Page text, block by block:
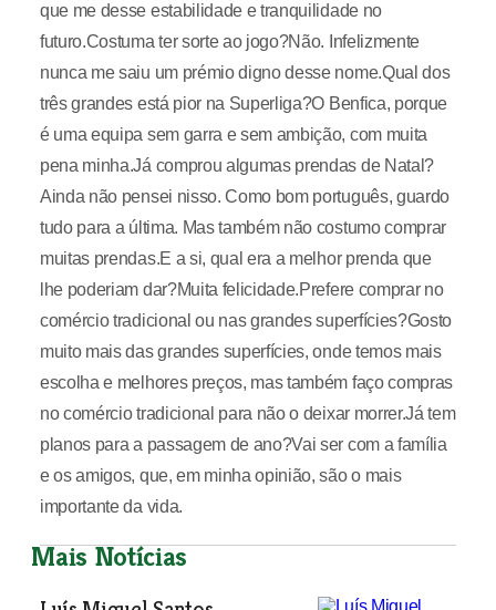
que me desse estabilidade e tranquilidade no
futuro.Costuma ter sorte ao jogo?Não. Infelizmente
nunca me saiu um prémio digno desse nome.Qual dos
três grandes está pior na Superliga?O Benfica, porque
é uma equipa sem garra e sem ambição, com muita
pena minha.Já comprou algumas prendas de Natal?
Ainda não pensei nisso. Como bom português, guardo
tudo para a última. Mas também não costumo comprar
muitas prendas.E a si, qual era a melhor prenda que
lhe poderiam dar?Muita felicidade.Prefere comprar no
comércio tradicional ou nas grandes superfícies?Gosto
muito mais das grandes superfícies, onde temos mais
escolha e melhores preços, mas também faço compras
no comércio tradicional para não o deixar morrer.Já tem
planos para a passagem de ano?Vai ser com a família
e os amigos, que, em minha opinião, são o mais
importante da vida.
Mais Notícias